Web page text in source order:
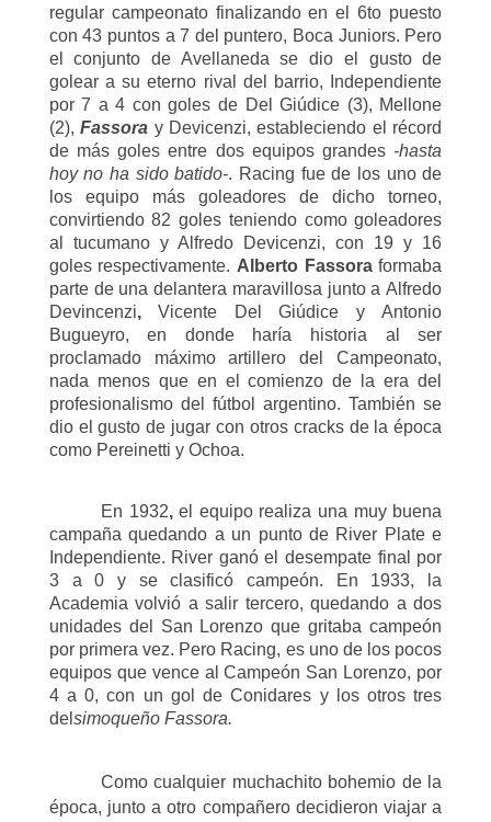
regular campeonato finalizando en el 6to puesto
con 43 puntos a 7 del puntero, Boca Juniors. Pero
el conjunto de Avellaneda se dio el gusto de
golear a su eterno rival del barrio, Independiente
por 7 a 4 con goles de Del Giúdice (3), Mellone
(2),Fassora y Devicenzi, estableciendo el récord
de más goles entre dos equipos grandes -hasta
hoy no ha sido batido-. Racing fue de los uno de
los equipo más goleadores de dicho torneo,
convirtiendo 82 goles teniendo como goleadores
al tucumano y Alfredo Devicenzi, con 19 y 16
goles respectivamente. Alberto Fassoraformaba
parte de una delantera maravillosa junto aAlfredo
Devincenzi,Vicente Del Giúdice yAntonio
Bugueyro, en donde haría historia al ser
proclamado máximo artillero del Campeonato,
nada menos que en el comienzo de la era del
profesionalismo del fútbol argentino. También se
dio el gusto de jugar con otros cracks de la época
como Pereinetti y Ochoa.
En 1932,el equipo realiza una muy buena
campaña quedando a un punto de River Plate e
Independiente. River ganó el desempate final por
3 a 0 y se clasificó campeón. En 1933, la
Academia volvió a salir tercero, quedando a dos
unidades del San Lorenzo que gritaba campeón
por primera vez. Pero Racing, es uno de los pocos
equipos que vence al Campeón San Lorenzo, por
4 a 0, con un gol de Conidares y los otros tres
del simoqueño Fassora.
Como cualquier muchachito bohemio de la
época, junto a otro compañero decidieron viajar a